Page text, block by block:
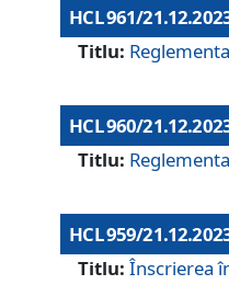
HCL 961/
Titlu:
HCL 960/
Titlu:
HCL 959/
Titlu: Înscrierea